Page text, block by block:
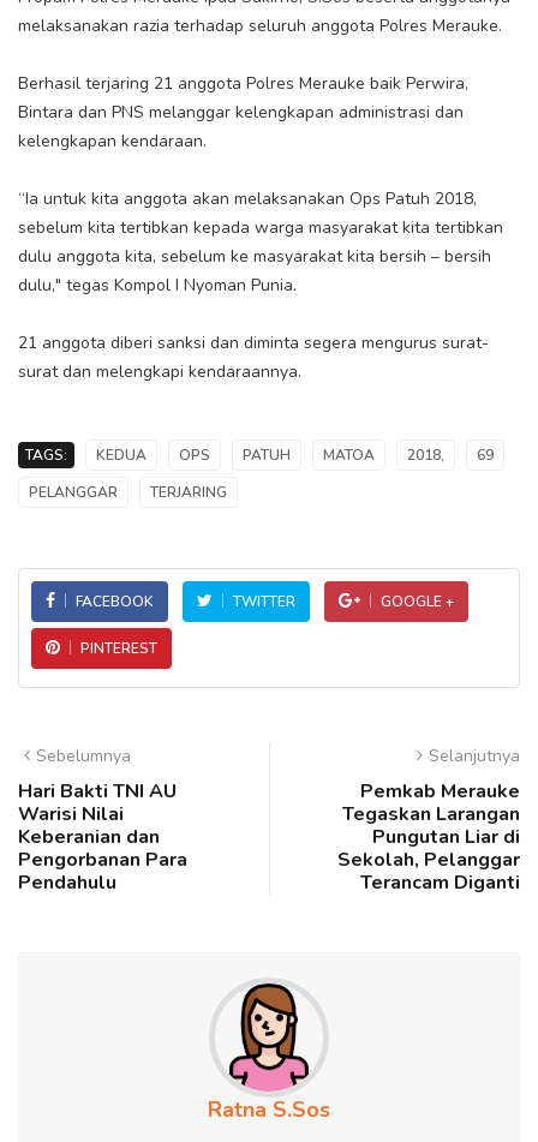
melaksanakan razia terhadap seluruh anggota Polres Merauke.
Berhasil terjaring 21 anggota Polres Merauke baik Perwira,
Bintara dan PNS melanggar kelengkapan administrasi dan
kelengkapan kendaraan.
“Ia untuk kita anggota akan melaksanakan Ops Patuh 2018,
sebelum kita tertibkan kepada warga masyarakat kita tertibkan
dulu anggota kita, sebelum ke masyarakat kita bersih – bersih
dulu," tegas Kompol I Nyoman Punia.
21 anggota diberi sanksi dan diminta segera mengurus surat-
surat dan melengkapi kendaraannya.
TAGS: KEDUA OPS PATUH MATOA 2018,
69
PELANGGAR
TERJARING
FACEBOOK TWITTER GOOGLE +
PINTEREST
Sebelumnya
Hari Bakti TNI AU
Warisi Nilai
Keberanian dan
Pengorbanan Para
Pendahulu
Selanjutnya
Pemkab Merauke
Tegaskan Larangan
Pungutan Liar di
Sekolah, Pelanggar
Terancam Diganti
Ratna S.Sos